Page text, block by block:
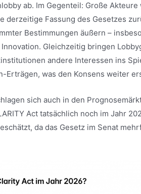
ab. Im Gegenteil: Große Akteure
derzeitige Fassung des Gesetzes
Bestimmungen äußern –
Gleichzeitig bringen
andere Interessen ins
Erträgen, was den Konsens weiter
sich auch in den
Act tatsächlich noch im Jahr
da das Gesetz im Senat